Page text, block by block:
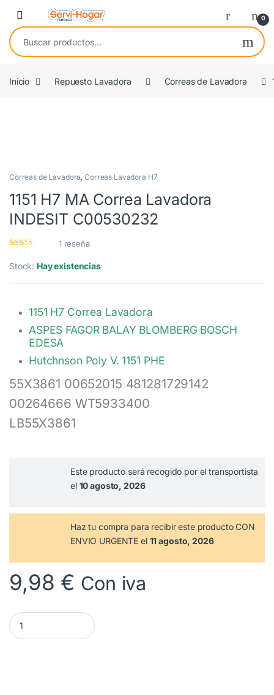
Saltar a navegación
saltar al contenido
Open 0
Buscar por:
Inicio Repuesto Lavadora Correas de Lavadora
Correas de Lavadora,Correas Lavadora H7
1151 H7 MA Correa Lavadora
INDESIT C00530232
5.00de 5 en
base a
1 reseña
Stock: Hay existencias
1151 H7 Correa Lavadora
ASPES FAGOR BALAY BLOMBERG BOSCH
EDESA
Hutchnson Poly V. 1151 PHE
55X3861 00652015 481281729142
00264666 WT5933400
LB55X3861
Este producto será recogido por el transportista
el 10 agosto, 2026
Haz tu compra para recibir este producto CON
ENVIO URGENTE el 11 agosto, 2026
9,98 € Con iva
1151 H7 MA Correa Lavadora INDESIT C00530232 cantidad